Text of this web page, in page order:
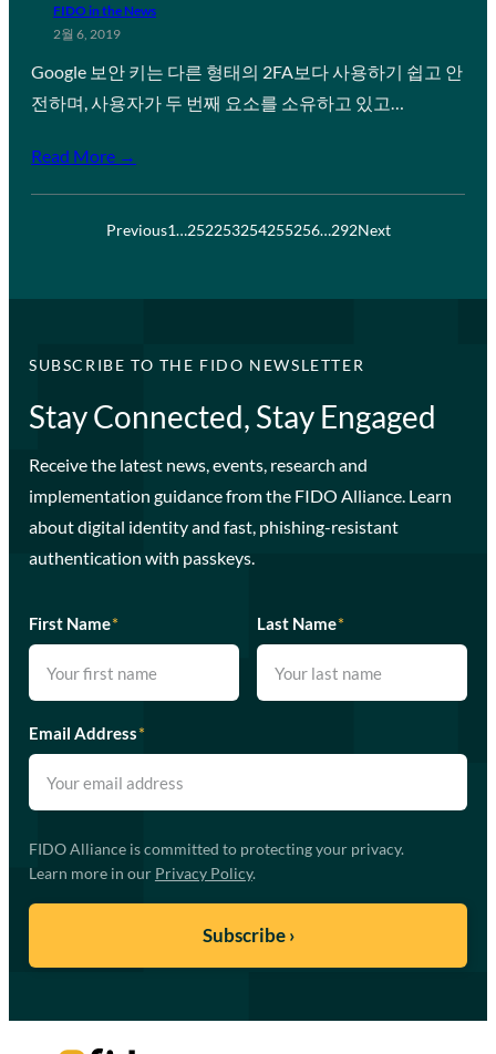
FIDO in the News
2월 6, 2019
Google 보안 키는 다른 형태의 2FA보다 사용하기 쉽고 안
전하며, 사용자가 두 번째 요소를 소유하고 있고…
Read More →
Previous1…252253254255256…292Next
SUBSCRIBE TO THE FIDO NEWSLETTER
Stay Connected, Stay Engaged
Receive the latest news, events, research and
implementation guidance from the FIDO Alliance. Learn
about digital identity and fast, phishing-resistant
authentication with passkeys.
First Name* Last Name*
Email Address*
FIDO Alliance is committed to protecting your privacy.
Learn more in our Privacy Policy.